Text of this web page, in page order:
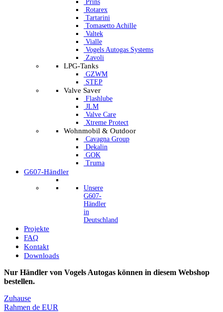
Prins
Rotarex
Tartarini
Tomasetto Achille
Valtek
Vialle
Vogels Autogas Systems
Zavoli
LPG-Tanks
GZWM
STEP
Valve Saver
Flashlube
JLM
Valve Care
Xtreme Protect
Wohnmobil & Outdoor
Cavagna Group
Dekalin
GOK
Truma
G607-Händler
Unsere
G607-
Händler
in
Deutschland
Projekte
FAQ
Kontakt
Downloads
Nur Händler von Vogels Autogas können in diesem Webshop
bestellen.
Zuhause
Rahmen de EUR